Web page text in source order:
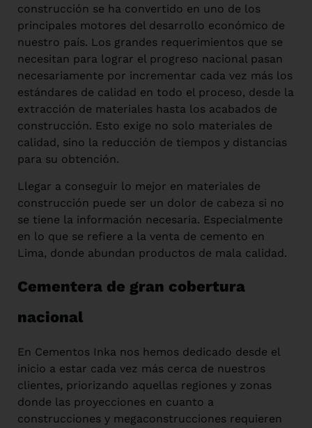
construcción se ha convertido en uno de los
principales motores del desarrollo económico de
nuestro país. Los grandes requerimientos que se
necesitan para lograr el progreso nacional pasan
necesariamente por incrementar cada vez más los
estándares de calidad en todo el proceso, desde la
extracción de materiales hasta los acabados de
construcción. Esto exige no solo materiales de
calidad, sino la reducción de tiempos y distancias
para su obtención.
Llegar a conseguir lo mejor en materiales de
construcción puede ser un dolor de cabeza si no
se tiene la información necesaria. Especialmente
en lo que se refiere a la venta de cemento en
Lima, donde abundan productos de mala calidad.
Cementera de gran cobertura
nacional
En Cementos Inka nos hemos dedicado desde el
inicio a estar cada vez más cerca de nuestros
clientes, priorizando aquellas regiones y zonas
donde las proyecciones en cuanto a
construcciones y megaconstrucciones requieren